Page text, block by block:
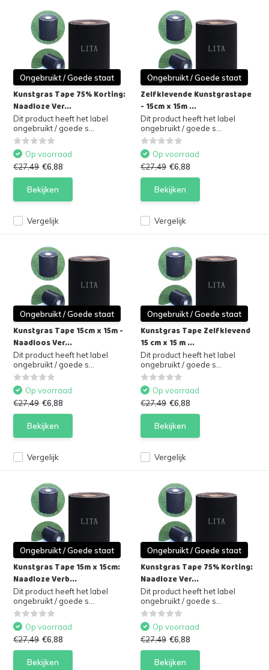
Ongebruikt / Goede staat
Kunstgras Tape 75% Korting:
Naadloze Ver...
Dit product heeft het label
ongebruikt / goede s...
Vergelijk
Op voorraad
€27,49 €6,88
Bekijken
Ongebruikt / Goede staat
Zelfklevende Kunstgrastape
- 15cm x 15m ...
Dit product heeft het label
ongebruikt / goede s...
Vergelijk
Op voorraad
€27,49 €6,88
Bekijken
Ongebruikt / Goede staat
Kunstgras Tape 15cm x 15m -
Naadloos Ver...
Dit product heeft het label
ongebruikt / goede s...
Vergelijk
Op voorraad
€27,49 €6,88
Bekijken
Ongebruikt / Goede staat
Kunstgras Tape Zelfklevend
15 cm x 15 m ...
Dit product heeft het label
ongebruikt / goede s...
Vergelijk
Op voorraad
€27,49 €6,88
Bekijken
Ongebruikt / Goede staat
Kunstgras Tape 15m x 15cm:
Naadloze Verb...
Dit product heeft het label
ongebruikt / goede s...
Op voorraad
€27,49 €6,88
Bekijken
Ongebruikt / Goede staat
Kunstgras Tape 75% Korting:
Naadloze Ver...
Dit product heeft het label
ongebruikt / goede s...
Op voorraad
€27,49 €6,88
Bekijken